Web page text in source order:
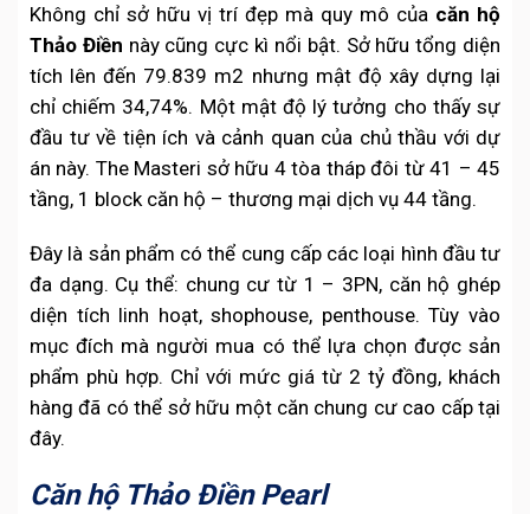
Không chỉ sở hữu vị trí đẹp mà quy mô của căn hộ
Thảo Điền này cũng cực kì nổi bật. Sở hữu tổng diện
tích lên đến 79.839 m2 nhưng mật độ xây dựng lại
chỉ chiếm 34,74%. Một mật độ lý tưởng cho thấy sự
đầu tư về tiện ích và cảnh quan của chủ thầu với dự
án này. The Masteri sở hữu 4 tòa tháp đôi từ 41 – 45
tầng, 1 block căn hộ – thương mại dịch vụ 44 tầng.
Đây là sản phẩm có thể cung cấp các loại hình đầu tư
đa dạng. Cụ thể: chung cư từ 1 – 3PN, căn hộ ghép
diện tích linh hoạt, shophouse, penthouse. Tùy vào
mục đích mà người mua có thể lựa chọn được sản
phẩm phù hợp. Chỉ với mức giá từ 2 tỷ đồng, khách
hàng đã có thể sở hữu một căn chung cư cao cấp tại
đây.
Căn hộ Thảo Điền Pearl